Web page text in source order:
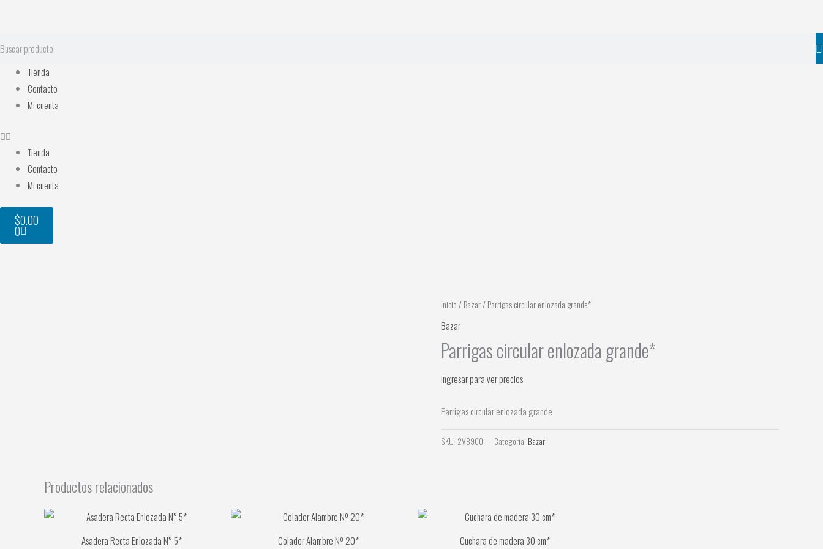
Tienda
Contacto
Mi cuenta
Tienda
Contacto
Mi cuenta
$0.00
0
Cart
Inicio / Bazar/ Parrigas circular enlozada grande*
Bazar
Parrigas circular enlozada grande*
Ingresar para ver precios
Parrigas circular enlozada grande
SKU: 2V8900 Categoría: Bazar
Productos relacionados
Asadera Recta Enlozada N° 5* Colador Alambre Nº 20* Cuchara de madera 30 cm*